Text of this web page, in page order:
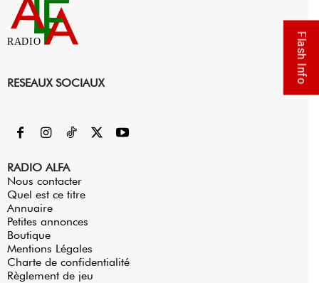
RADIO
RESEAUX SOCIAUX
RADIO ALFA
Nous contacter
Quel est ce titre
Annuaire
Petites annonces
Boutique
Mentions Légales
Charte de confidentialité
Règlement de jeu
Flash Info